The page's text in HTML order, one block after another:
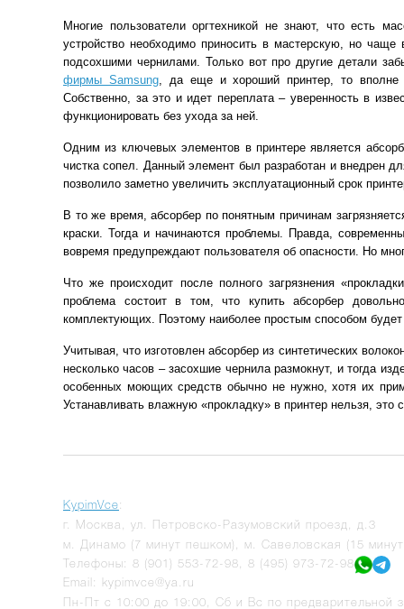
Многие пользователи оргтехникой не знают, что есть
устройство необходимо приносить в мастерскую, но чаще
подсохшими чернилами. Только вот про другие детали
фирмы Samsung, да еще и хороший принтер, то вполне
Собственно, за это и идет переплата – уверенность в
функционировать без ухода за ней.
Одним из ключевых элементов в принтере является
чистка сопел. Данный элемент был разработан и внедрен
позволило заметно увеличить эксплуатационный срок
В то же время, абсорбер по понятным причинам
краски. Тогда и начинаются проблемы. Правда,
вовремя предупреждают пользователя об опасности. Но
Что же происходит после полного загрязнения
проблема состоит в том, что купить абсорбер
комплектующих. Поэтому наиболее простым способом будет
Учитывая, что изготовлен абсорбер из синтетических
несколько часов – засохшие чернила размокнут, и тогда
особенных моющих средств обычно не нужно, хотя их
Устанавливать влажную «прокладку» в принтер нельзя, это
KypimVce:
г.
Москва
ул. Петровско-Разумовский проезд, д.3
м. Динамо (7 минут пешком), м. Савеловская (15
Телефоны: 8 (901) 553-72-98
8 (495) 973-72-98
Email: kypimvce@ya.ru
Пн-Пт с 10:00 до 19:00, Сб и Вс по предварительной